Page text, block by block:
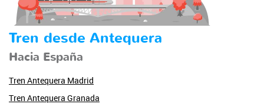
Tren desde Antequera
Hacia España
Tren Antequera Madrid
Tren Antequera Granada